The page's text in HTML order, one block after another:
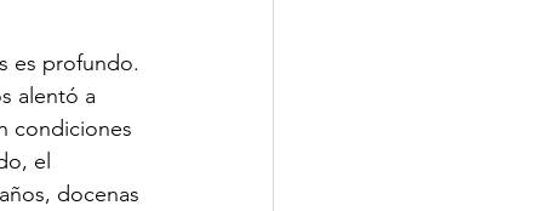
es profundo.
alentó a
condiciones
el
docenas